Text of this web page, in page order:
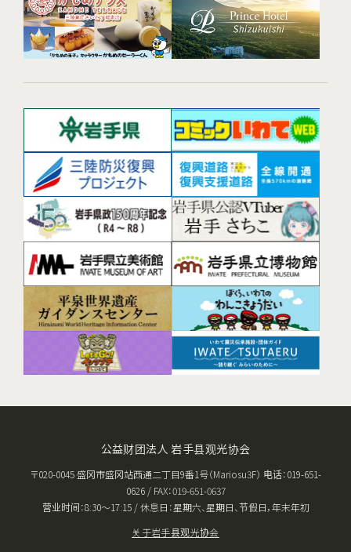
公益财团法人 岩手县观光协会
〒020-0045 盛冈市盛冈站西通二丁目9番1号（Mariosu3F） 电话：019-651-
0626 / FAX：019-651-0637
营业时间：8:30〜17:15 / 休息日：星期六、星期日、节假日，年末年初
关于岩手县观光协会